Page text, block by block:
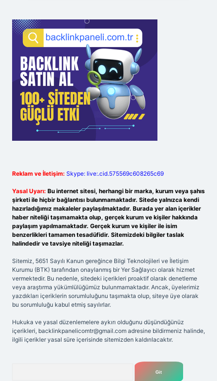
Reklam ve İletişim: Skype: live:.cid.575569c608265c69
Yasal Uyarı: Bu internet sitesi, herhangi bir marka, kurum veya şahıs
şirketi ile hiçbir bağlantısı bulunmamaktadır. Sitede yalnızca kendi
hazırladığımız makaleler paylaşılmaktadır. Burada yer alan içerikler
haber niteliği taşımamakta olup, gerçek kurum ve kişiler hakkında
paylaşım yapılmamaktadır. Gerçek kurum ve kişiler ile isim
benzerlikleri tamamen tesadüfidir. Sitemizdeki bilgiler taslak
halindedir ve tavsiye niteliği taşımazlar.
Sitemiz, 5651 Sayılı Kanun gereğince Bilgi Teknolojileri ve İletişim
Kurumu (BTK) tarafından onaylanmış bir Yer Sağlayıcı olarak hizmet
vermektedir. Bu nedenle, sitedeki içerikleri proaktif olarak denetleme
veya araştırma yükümlülüğümüz bulunmamaktadır. Ancak, üyelerimiz
yazdıkları içeriklerin sorumluluğunu taşımakta olup, siteye üye olarak
bu sorumluluğu kabul etmiş sayılırlar.
Hukuka ve yasal düzenlemelere aykırı olduğunu düşündüğünüz
içerikleri, backlinkpanelicomtr@gmail.com adresine bildirmeniz halinde,
ilgili içerikler yasal süre içerisinde sitemizden kaldırılacaktır.